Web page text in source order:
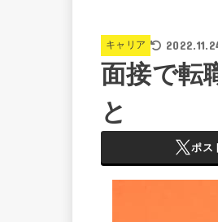
キャリア
面接で転
と
ポス